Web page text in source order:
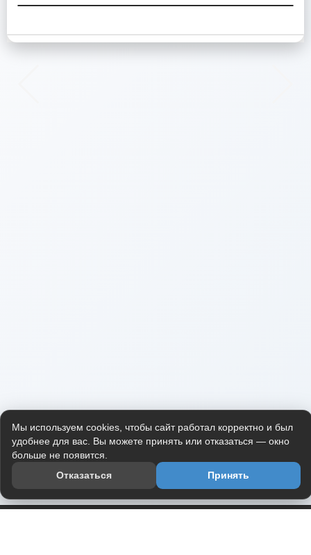
Мы используем cookies, чтобы сайт работал корректно и был
удобнее для вас. Вы можете принять или отказаться — окно
больше не появится.
Отказаться
Принять